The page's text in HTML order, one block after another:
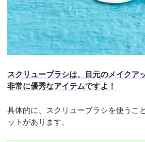
スクリューブラシは、目元のメイクア
非常に優秀なアイテムですよ！
具体的に、スクリューブラシを使うこ
ットがあります。